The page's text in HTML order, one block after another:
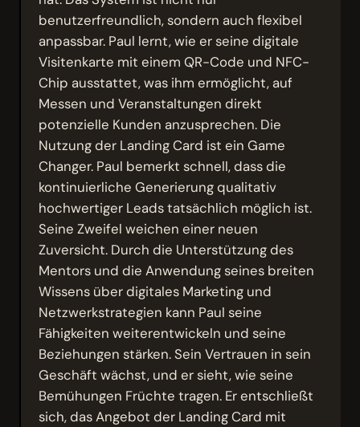
benutzerfreundlich, sondern auch flexibel
anpassbar. Paul lernt, wie er seine digitale
Visitenkarte mit einem QR-Code und NFC-
Chip ausstattet, was ihm ermöglicht, auf
Messen und Veranstaltungen direkt
potenzielle Kunden anzusprechen. Die
Nutzung der Landing Card ist ein Game
Changer. Paul bemerkt schnell, dass die
kontinuierliche Generierung qualitativ
hochwertiger Leads tatsächlich möglich ist.
Seine Zweifel weichen einer neuen
Zuversicht. Durch die Unterstützung des
Mentors und die Anwendung seines breiten
Wissens über digitales Marketing und
Netzwerkstrategien kann Paul seine
Fähigkeiten weiterentwickeln und seine
Beziehungen stärken. Sein Vertrauen in sein
Geschäft wächst, und er sieht, wie seine
Bemühungen Früchte tragen. Er entschließt
sich, das Angebot der Landing Card mit